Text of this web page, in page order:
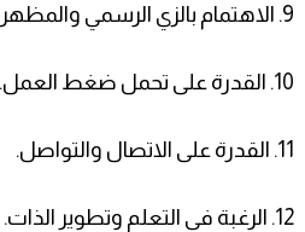
9. الاهتمام بالزي الرسمي والمظهر الشخصي.
10. القدرة على تحمل ضغط العمل.
11. القدرة على الاتصال والتواصل.
12. الرغبة في التعلم وتطوير الذات.